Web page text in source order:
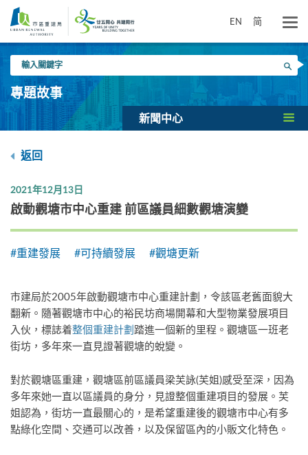
要
EN 简
入
關
鍵
搜尋
專題故事
新聞中心
返回
2021年12月13日
啟動觀塘市中心重建 前區議員細數觀塘演變
#重建發展 #可持續發展 #觀塘更新
市建局於2005年啟動觀塘市中心重建計劃，令該區老舊面貌大
翻新。隨著觀塘市中心的裕民坊商場開幕和大型物業發展項目
入伙，標誌着整個重建計劃踏進一個新的里程。觀塘區一班老
街坊，多年來一直見證著觀塘的蛻變。
對於觀塘區重建，觀塘區前區議員梁芙詠(芙姐)感受至深，因為
多年來她一直以區議員的身分，見證整個重建項目的發展。芙
姐認為，街坊一直最關心的，是希望重建後的觀塘市中心有多
點綠化空間、交通可以改善，以及保留區內的小販文化特色。